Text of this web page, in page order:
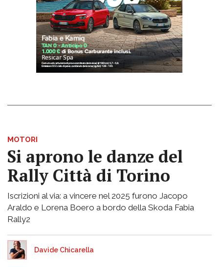
MOTORI
Si aprono le danze del
Rally Città di Torino
Iscrizioni al via: a vincere nel 2025 furono Jacopo
Araldo e Lorena Boero a bordo della Skoda Fabia
Rally2
Davide Chicarella